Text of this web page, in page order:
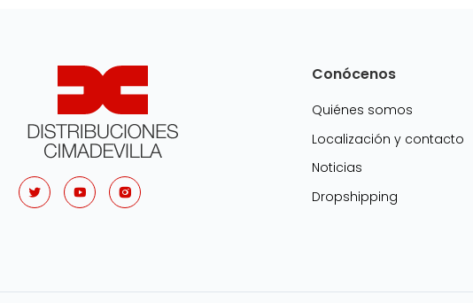
Conócenos
Quiénes somos
Localización y contacto
Noticias
Dropshipping